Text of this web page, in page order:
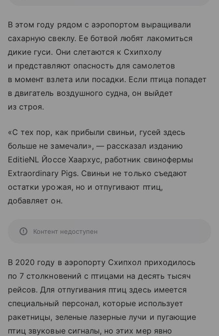
В этом году рядом с аэропортом выращивали
сахарную свеклу. Ее ботвой любят лакомиться
дикие гуси. Они слетаются к Схипхолу
и представляют опасность для самолетов
в момент взлета или посадки. Если птица попадет
в двигатель воздушного судна, он выйдет
из строя.
«С тех пор, как прибыли свиньи, гусей здесь
больше не замечали», — рассказал изданию
EditieNL Йоссе Хаархус, работник свинофермы
Extraordinary Pigs. Свиньи не только съедают
остатки урожая, но и отпугивают птиц,
добавляет он.
Контент недоступен
В 2020 году в аэропорту Схипхол приходилось
по 7 столкновений с птицами на десять тысяч
рейсов. Для отпугивания птиц здесь имеется
специальный персонал, которые использует
ракетницы, зеленые лазерные лучи и пугающие
птиц звуковые сигналы, но этих мер явно